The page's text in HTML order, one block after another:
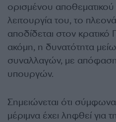
ορισμένου
λειτουργία του, το
αποδίδεται στον
ακόμη, η δυνατότητα
συναλλαγών, με
υπουργών.
Σημειώνεται ότι
μέριμνα έχει ληφθεί για